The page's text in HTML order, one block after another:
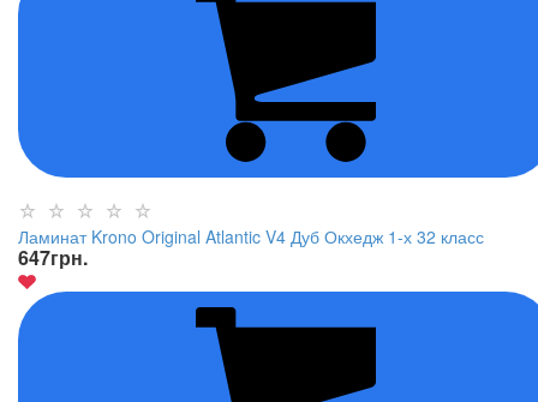
Ламинат Krono Original Atlantic V4 Дуб Окхедж 1-х 32 класс
647грн.